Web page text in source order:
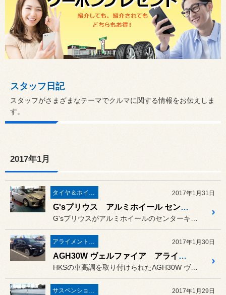
スタッフ日記
スタッフがさまざまなテーマでクルマに関する情報をお伝えしま
す。
2017年1月
タイヤ＆ホイール 2017年1月31日
G'sプリウス アルミホイール センターキャップ交換
アライメント調整 2017年1月30日
AGH30W ヴェルファイア アライメント調整
HKSの車高調を取り付けられたAGH30W ヴェルファイアがアライ...
サスペンション関係 2017年1月29日